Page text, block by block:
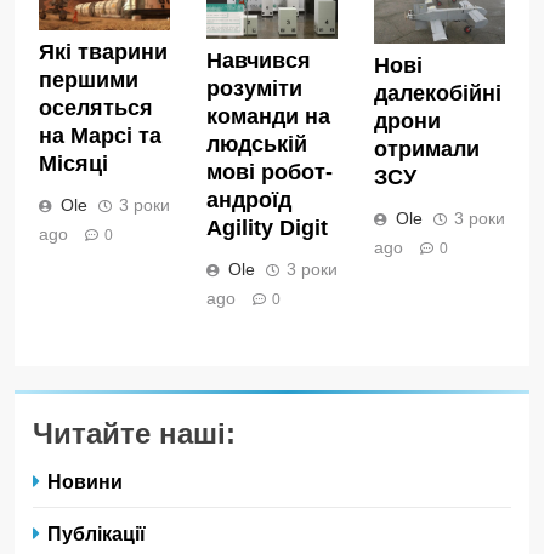
Які тварини
першими
оселяться
на Марсі та
Місяці
Ole
3 роки
ago
0
Навчився
розуміти
команди на
людській
мові робот-
андроїд
Agility Digit
Ole
3 роки
ago
0
Нові
далекобійні
дрони
отримали
ЗСУ
Ole
3 роки
ago
0
Читайте наші:
Новини
Публікації